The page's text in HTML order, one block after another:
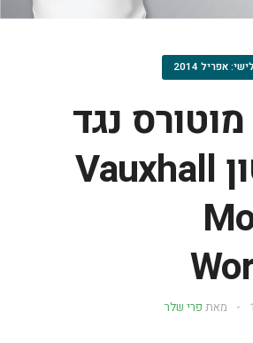
אפריל 2014
נגד
וורקינגטון Vauxhall
מאת פרי שלר